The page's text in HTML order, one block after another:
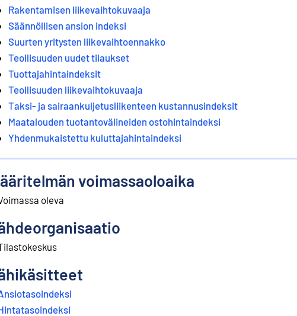
Rakentamisen liikevaihtokuvaaja
Säännöllisen ansion indeksi
Suurten yritysten liikevaihtoennakko
Teollisuuden uudet tilaukset
Tuottajahintaindeksit
Teollisuuden liikevaihtokuvaaja
Taksi- ja sairaankuljetusliikenteen kustannusindeksit
Maatalouden tuotantovälineiden ostohintaindeksi
Yhdenmukaistettu kuluttajahintaindeksi
voimassaoloaika
oleva